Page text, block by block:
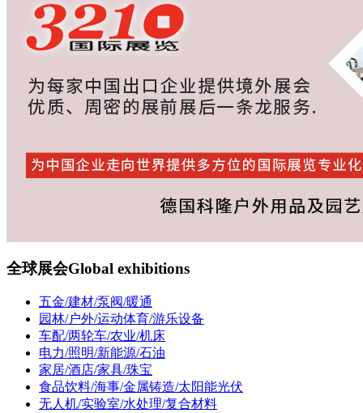
全球展会Global exhibitions
五金/建材/泵阀/暖通
园林/户外/运动体育/游乐设备
车配/两轮车/农业/机床
电力/照明/新能源/石油
家居/酒店/家具/珠宝
食品饮料/海事/金属铸造/太阳能光伏
无人机/实验室/水处理/复合材料